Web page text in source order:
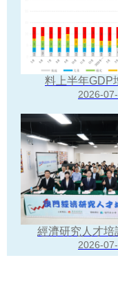
料上半年GDP
2026-
經濟研究人才培
2026-